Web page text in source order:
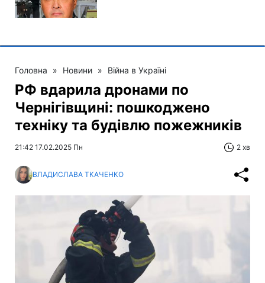
Головна » Новини » Війна в Україні
РФ вдарила дронами по
Чернігівщині: пошкоджено
техніку та будівлю пожежників
21:42 17.02.2025 Пн 2 хв
ВЛАДИСЛАВА ТКАЧЕНКО